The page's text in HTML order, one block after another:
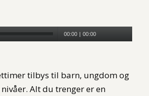
00:00 | 00:00
tilbys til barn, ungdom og
Alt du trenger er en